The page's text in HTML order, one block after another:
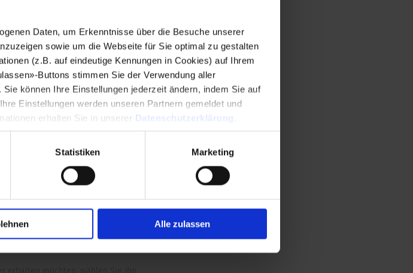
Daten, um Erkenntnisse über die Besuche unserer
sowie um die Webseite für Sie optimal zu gestalten
(z.B. auf eindeutige Kennungen in Cookies) auf Ihrem
Buttons stimmen Sie der Verwendung aller
können Ihre Einstellungen jederzeit ändern, indem Sie auf
Einstellungen werden unseren Partnern gemeldet und
erhalten Sie in unserer Datenschutzerklärung
Statistiken Marketing
Alle zulassen